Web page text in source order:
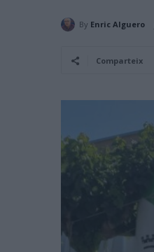
By Enric Alguero
Comparteix